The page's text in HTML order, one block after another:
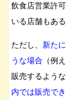
飲食店営業許
いる店舗もあ
ただし、 新た
うな場合 （例
販売するような
内では販売で